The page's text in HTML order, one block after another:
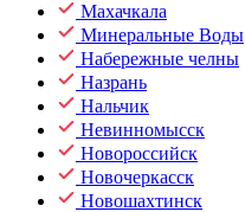
Махачкала
Минеральные Воды
Набережные челны
Назрань
Нальчик
Невинномысск
Новороссийск
Новочеркасск
Новошахтинск